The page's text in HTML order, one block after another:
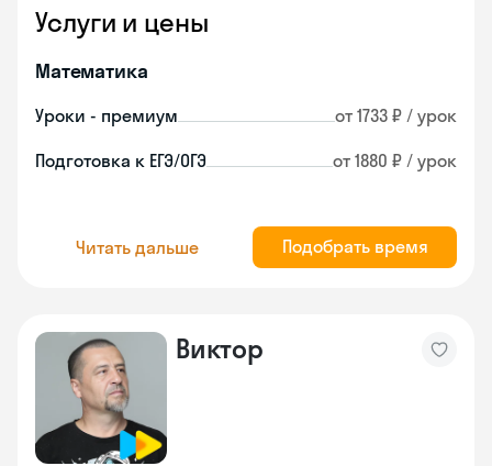
Услуги и цены
Математика
Уроки - премиум от 1733 ₽ / урок
Подготовка к ЕГЭ/ОГЭ от 1880 ₽ / урок
Читать дальше Подобрать время
Виктор